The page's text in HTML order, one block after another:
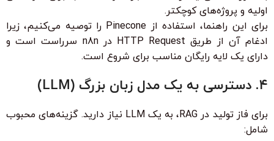
اولیه و پروژه‌های کوچکتر.
برای این راهنما، استفاده از Pinecone را توصیه می‌کنیم، زیرا
ادغام آن از طریق HTTP Request
در n8n سرراست است و
دارای یک لایه رایگان مناسب برای شروع است.
۴. دسترسی به یک مدل زبان بزرگ (LLM)
برای فاز تولید در RAG، به یک LLM نیاز دارید. گزینه‌های محبوب
شامل: